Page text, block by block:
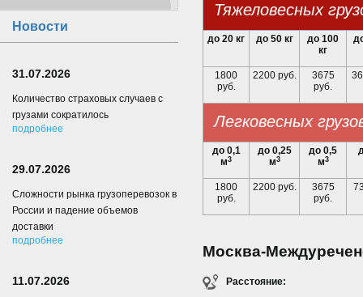
Тяжеловесных
до 20 кг до 50 кг
до 100
кг
1800
руб.
2200 руб.
3675
руб.
Легковесных
до 0,1
м3
до 0,25
м3
до 0,5
м3
1800
руб.
2200 руб.
3675
руб.
Москва-
Расстояние:
Новости
31.07.2026
Количество страховых случаев с
грузами сократилось
подробнее
29.07.2026
Сложности рынка грузоперевозок в
России и падение объемов
доставки
подробнее
11.07.2026